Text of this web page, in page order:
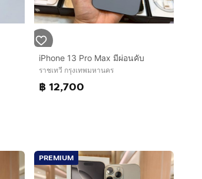
iPhone 13 Pro Max มีผ่อนคับ
ราชเทวี กรุงเทพมหานคร
฿ 12,700
PREMIUM